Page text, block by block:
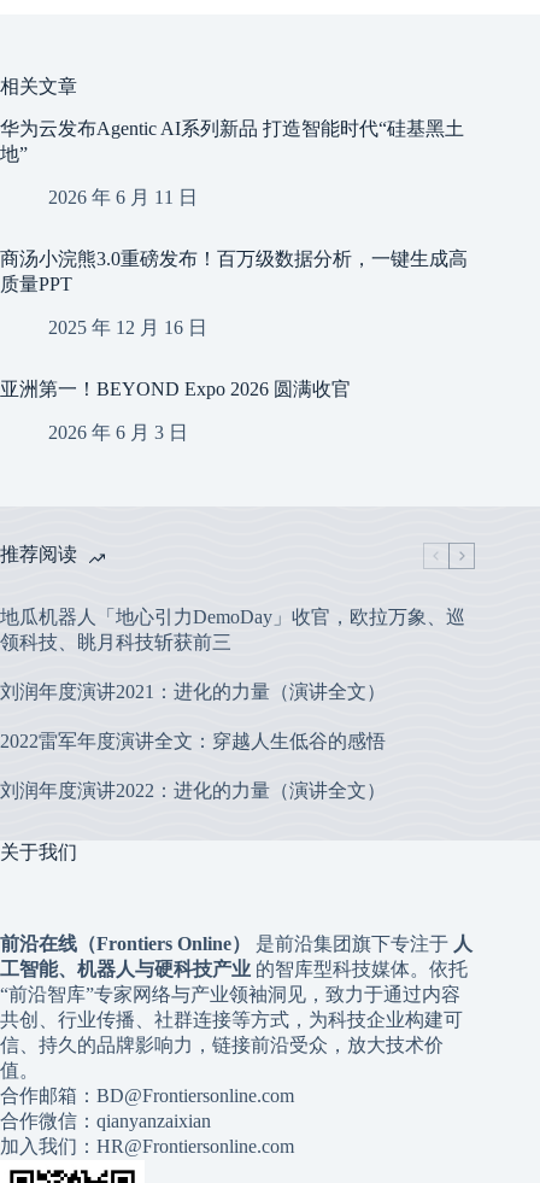
相关文章
华为云发布Agentic AI系列新品 打造智能时代“硅基黑土
地”
2026 年 6 月 11 日
商汤小浣熊3.0重磅发布！百万级数据分析，一键生成高
质量PPT
2025 年 12 月 16 日
亚洲第一！BEYOND Expo 2026 圆满收官
2026 年 6 月 3 日
推荐阅读
地瓜机器人「地心引力DemoDay」收官，欧拉万象、巡
领科技、眺月科技斩获前三
刘润年度演讲2021：进化的力量（演讲全文）
2022雷军年度演讲全文：穿越人生低谷的感悟
刘润年度演讲2022：进化的力量（演讲全文）
关于我们
前沿在线（Frontiers Online） 是前沿集团旗下专注于 人
工智能、机器人与硬科技产业 的智库型科技媒体。依托
“前沿智库”专家网络与产业领袖洞见，致力于通过内容
共创、行业传播、社群连接等方式，为科技企业构建可
信、持久的品牌影响力，链接前沿受众，放大技术价
值。
合作邮箱：BD@Frontiersonline.com
合作微信：qianyanzaixian
加入我们：HR@Frontiersonline.com